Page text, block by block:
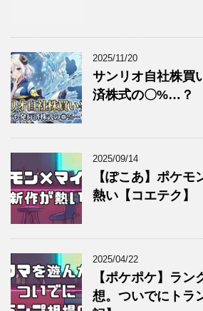
2025/11/20
サンリオ自社株買
済株式の〇%…？
2025/09/14
【ぽこあ】ポケ
熱い【コエテク】
2025/04/22
【ポケポケ】ラン
想。ついでにトラ